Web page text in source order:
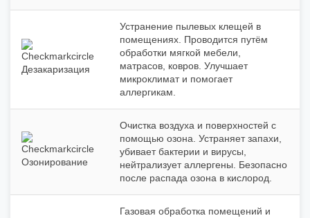
Дезакаризация
Устранение пылевых клещей в
помещениях. Проводится путём
обработки мягкой мебели,
матрасов, ковров. Улучшает
микроклимат и помогает
аллергикам.
Озонирование
Очистка воздуха и поверхностей с
помощью озона. Устраняет запахи,
убивает бактерии и вирусы,
нейтрализует аллергены. Безопасно
после распада озона в кислород.
Газовая обработка помещений и